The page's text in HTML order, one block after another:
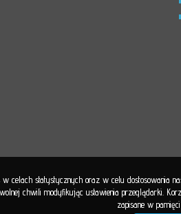
celach statystycznych oraz w celu dostosowania
chwili modyfikując ustawienia przeglądarki.
zapisane w